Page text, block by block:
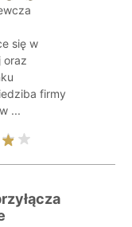
się w
oraz
firmy
...